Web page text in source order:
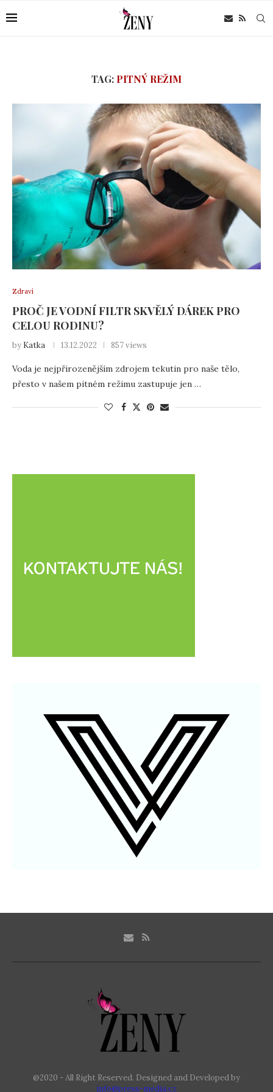
TAG: PITNÝ REŽIM
Zdraví
PROČ JE VODNÍ FILTR SKVĚLÝ DÁREK PRO
CELOU RODINU?
by Katka 13.12.2022 857 views
Voda je nejpřirozenějším zdrojem tekutin pro naše tělo,
přesto v našem pitném režimu zastupuje jen …
@2020 - All Right Reserved. Designed and Developed by
info@press-media.cz